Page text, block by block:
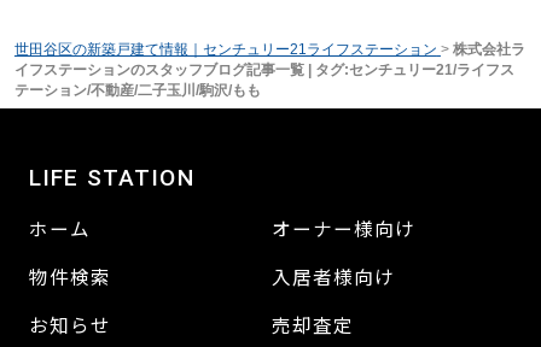
世田谷区の新築戸建て情報｜センチュリー21ライフステーション > 株式会社ラ
イフステーションのスタッフブログ記事一覧 | タグ:センチュリー21/ライフス
テーション/不動産/二子玉川/駒沢/もも
LIFE STATION
ホーム
物件検索
お知らせ
オーナー様向け
入居者様向け
売却査定